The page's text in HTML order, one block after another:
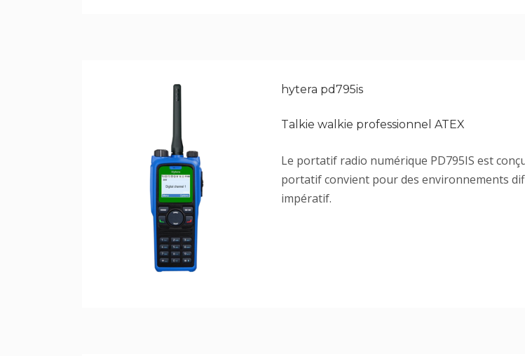
hytera pd795is
Talkie walkie professionnel ATEX
Le portatif radio numérique PD795IS est
portatif convient pour des environnements
impératif.